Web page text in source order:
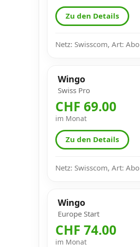
Zu den Details
Netz: Swisscom, Art: Abo
Wingo
Swiss Pro
CHF 69.00
im Monat
Zu den Details
Netz: Swisscom, Art: Abo
Wingo
Europe Start
CHF 74.00
im Monat